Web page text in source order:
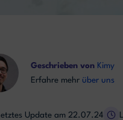
Geschrieben von Kimy
Erfahre mehr über uns
Letztes Update am 22.07.24